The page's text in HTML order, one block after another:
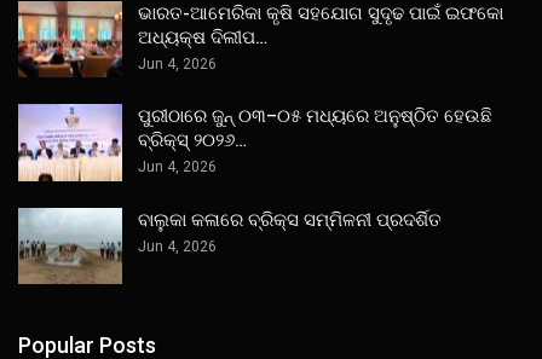
ଭାରତ-ଆମେରିକା କୃଷି ସହଯୋଗ ସୁଦୃଢ ପାଇଁ ଇଫକୋ
ଅଧ୍ୟକ୍ଷ ଦିଲୀପ…
Jun 4, 2026
ପୁରୀଠାରେ ଜୁନ୍ ୦୩–୦୫ ମଧ୍ୟରେ ଅନୁଷ୍ଠିତ ହେଉଛି
ବ୍ରିକ୍ସ୍ ୨୦୨୬…
Jun 4, 2026
ବାଲୁକା କଳାରେ ବ୍ରିକ୍ସ ସମ୍ମିଳନୀ ପ୍ରଦର୍ଶିତ
Jun 4, 2026
Popular Posts